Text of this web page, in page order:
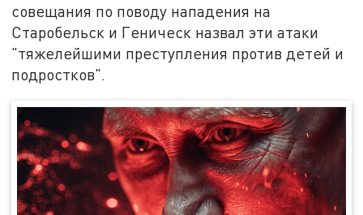
совещания по поводу нападения на
Старобельск и Геническ назвал эти атаки
"тяжелейшими преступления против детей и
подростков".